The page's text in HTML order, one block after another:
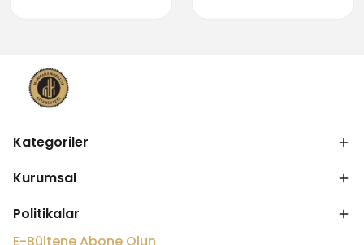
Kategoriler
Kurumsal
Politikalar